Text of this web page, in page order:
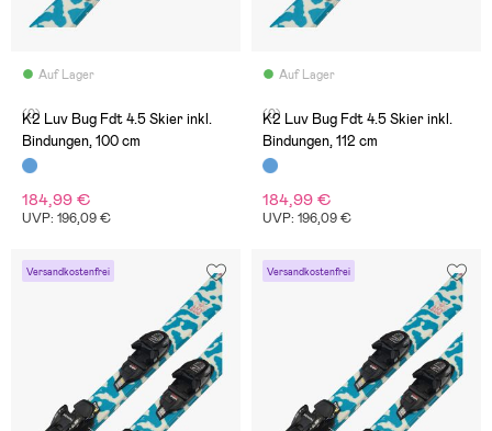
Auf Lager
(0)
K2 Luv Bug Fdt 4.5 Skier inkl.
Bindungen, 100 cm
184,99 €
UVP: 196,09 €
Auf Lager
(0)
K2 Luv Bug Fdt 4.5 Skier inkl.
Bindungen, 112 cm
184,99 €
UVP: 196,09 €
Versandkostenfrei Versandkostenfrei